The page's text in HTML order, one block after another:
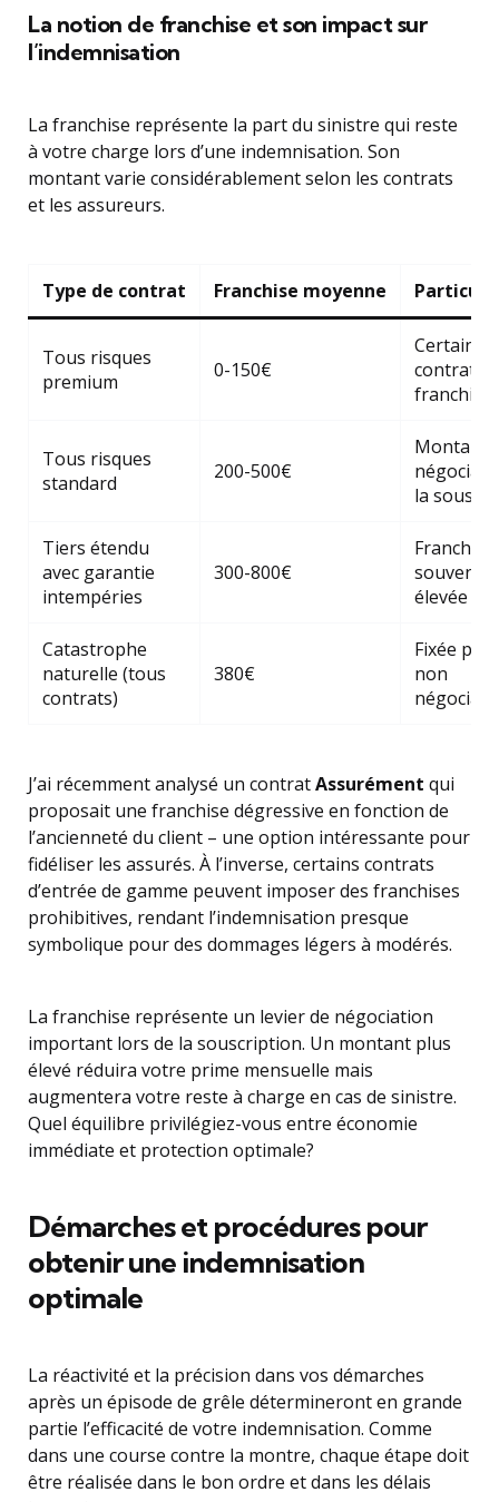
La notion de franchise et son impact sur
l’indemnisation
La franchise représente la part du sinistre qui reste
à votre charge lors d’une indemnisation. Son
montant varie considérablement selon les contrats
et les assureurs.
Type de contrat Franchise moyenne
Tous risques
premium
0-150€
Certains
contrats
franchise
Tous risques
standard
200-500€
Montant
la
Tiers étendu
avec garantie
intempéries
300-800€
Franchise
souvent
élevée
Catastrophe
naturelle (tous
contrats)
380€
Fixée par
non
J’ai récemment analysé un contratAssurément qui
proposait une franchise dégressive en fonction de
l’ancienneté du client – une option intéressante pour
fidéliser les assurés. À l’inverse, certains contrats
d’entrée de gamme peuvent imposer des franchises
prohibitives, rendant l’indemnisation presque
symbolique pour des dommages légers à modérés.
La franchise représente un levier de négociation
important lors de la souscription. Un montant plus
élevé réduira votre prime mensuelle mais
augmentera votre reste à charge en cas de sinistre.
Quel équilibre privilégiez-vous entre économie
immédiate et protection optimale?
Démarches et procédures pour
obtenir une indemnisation
optimale
La réactivité et la précision dans vos démarches
après un épisode de grêle détermineront en grande
partie l’efficacité de votre indemnisation. Comme
dans une course contre la montre, chaque étape doit
être réalisée dans le bon ordre et dans les délais